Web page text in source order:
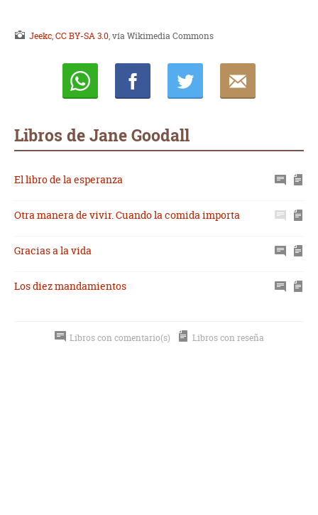
Jeekc,CC BY-SA 3.0, vía Wikimedia Commons
Libros de Jane Goodall
El libro de la esperanza
Otra manera de vivir. Cuando la comida importa
Gracias a la vida
Los diez mandamientos
Libros con comentario(s) Libros con reseña